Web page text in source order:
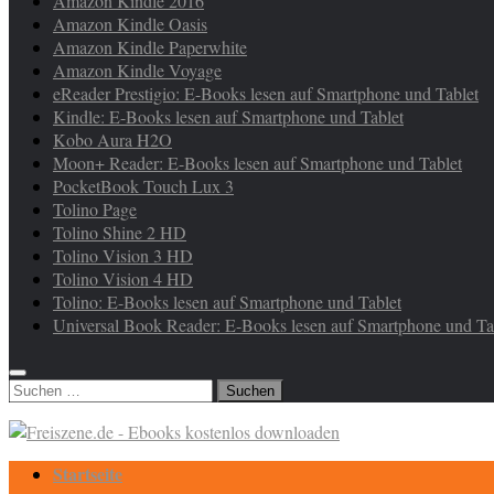
Amazon Kindle Oasis
Amazon Kindle Paperwhite
Amazon Kindle Voyage
eReader Prestigio: E-Books lesen auf Smartphone und Tablet
Kindle: E-Books lesen auf Smartphone und Tablet
Kobo Aura H2O
Moon+ Reader: E-Books lesen auf Smartphone und Tablet
PocketBook Touch Lux 3
Tolino Page
Tolino Shine 2 HD
Tolino Vision 3 HD
Tolino Vision 4 HD
Tolino: E-Books lesen auf Smartphone und Tablet
Universal Book Reader: E-Books lesen auf Smartphone und
Suchen
Startseite